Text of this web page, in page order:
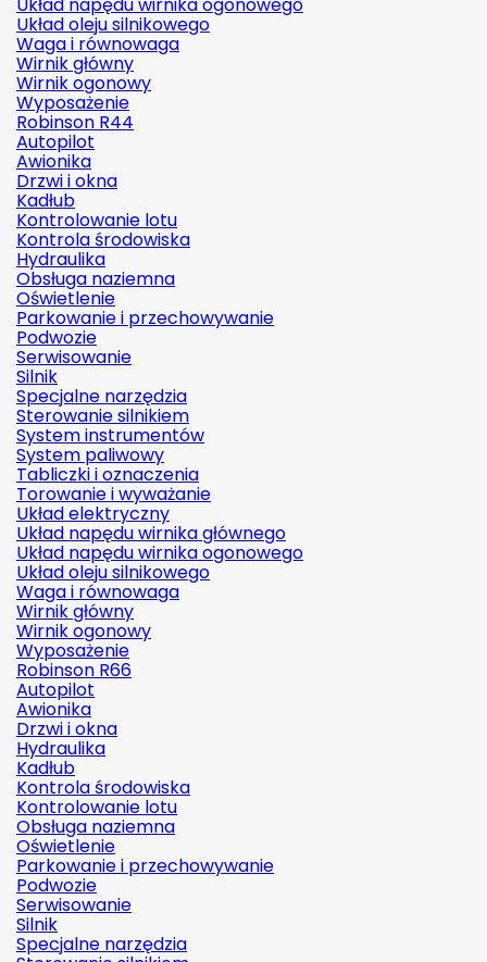
Układ oleju silnikowego
Waga i równowaga
Wirnik główny
Wirnik ogonowy
Wyposażenie
Robinson R44
Autopilot
Awionika
Drzwi i okna
Kadłub
Kontrolowanie lotu
Kontrola środowiska
Hydraulika
Obsługa naziemna
Oświetlenie
Parkowanie i przechowywanie
Podwozie
Serwisowanie
Silnik
Specjalne narzędzia
Sterowanie silnikiem
System instrumentów
System paliwowy
Tabliczki i oznaczenia
Torowanie i wyważanie
Układ elektryczny
Układ napędu wirnika głównego
Układ napędu wirnika ogonowego
Układ oleju silnikowego
Waga i równowaga
Wirnik główny
Wirnik ogonowy
Wyposażenie
Robinson R66
Autopilot
Awionika
Drzwi i okna
Hydraulika
Kadłub
Kontrola środowiska
Kontrolowanie lotu
Obsługa naziemna
Oświetlenie
Parkowanie i przechowywanie
Podwozie
Serwisowanie
Silnik
Specjalne narzędzia